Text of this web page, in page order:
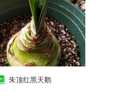
朱顶红黑天鹅